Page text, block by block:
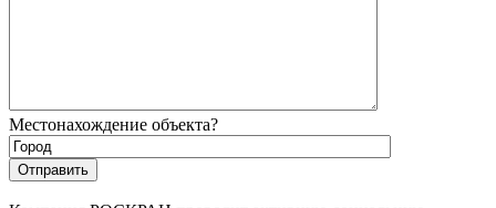
Местонахождение объекта?